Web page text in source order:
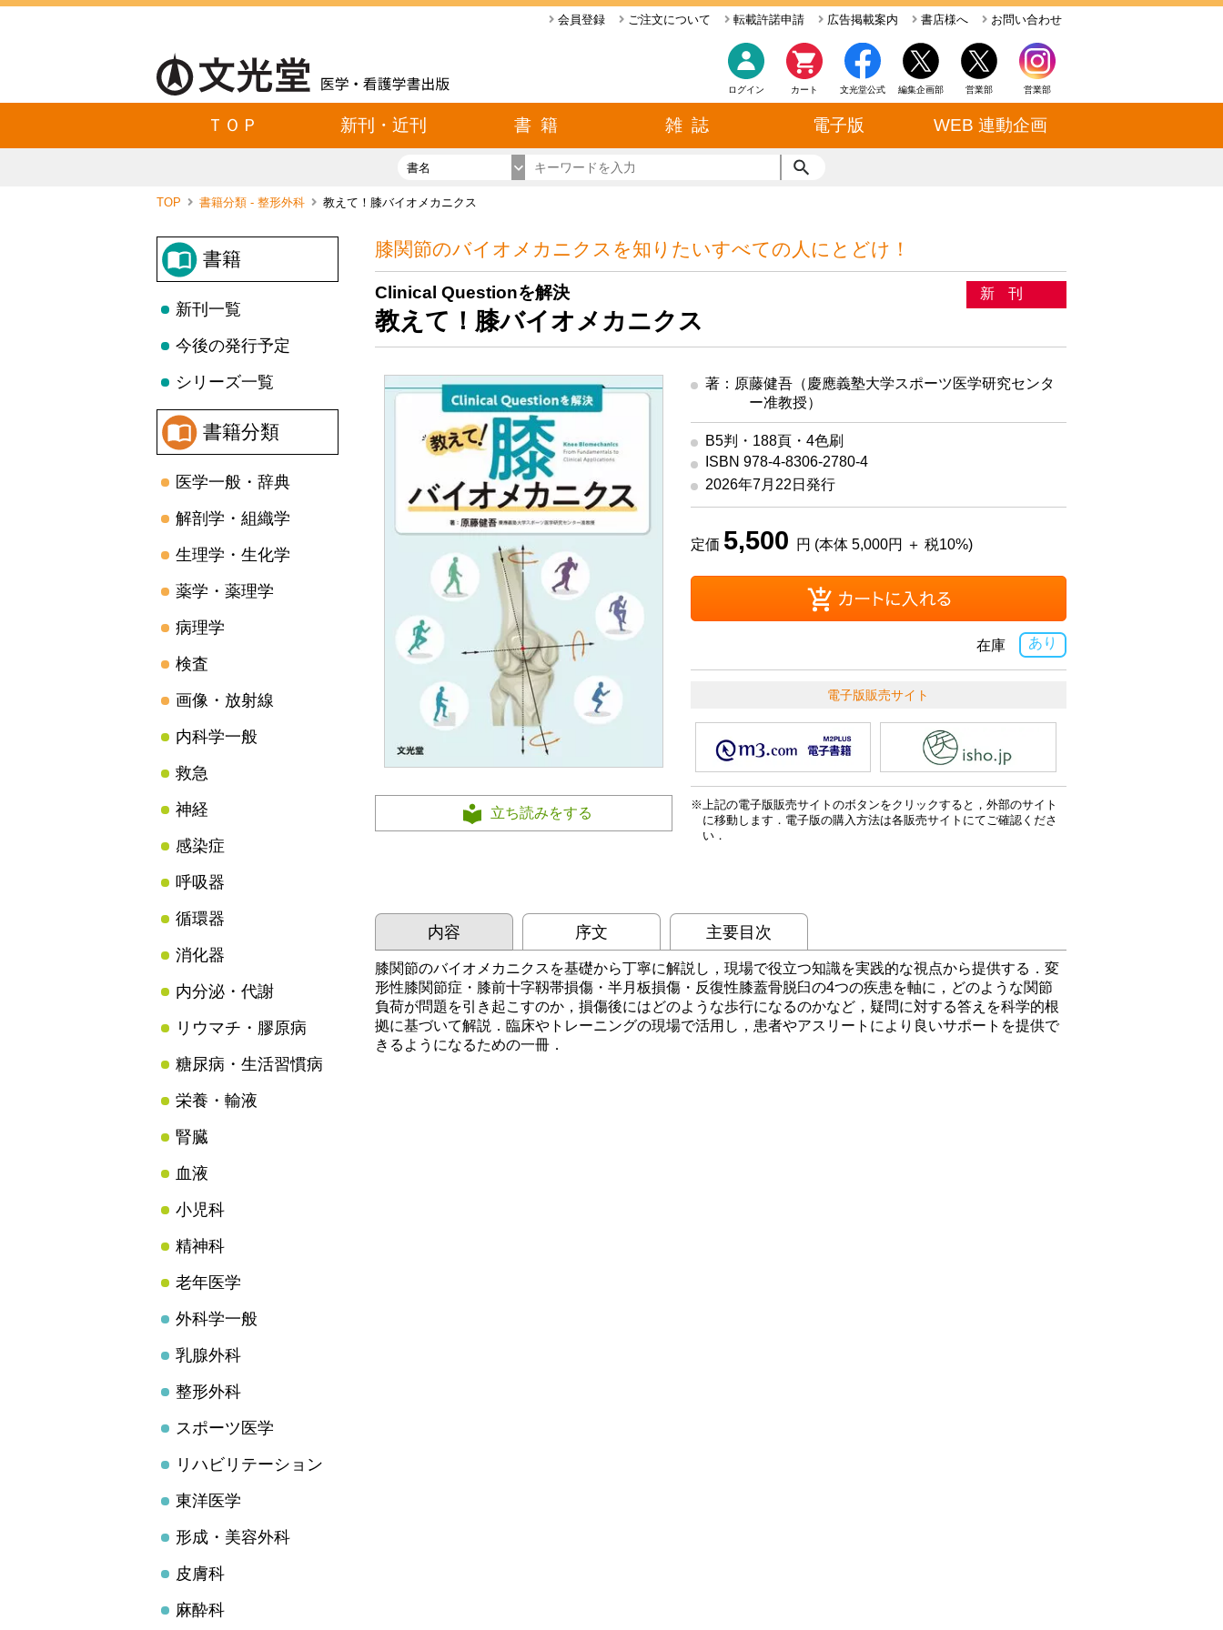
お問い合わせ
書店様へ
広告掲載案内
転載許諾申請
ご注文について
会員登録
営業部
営業部
編集企画部
文光堂公式
カート
ログイン
ＴＯＰ 新刊・近刊 書 籍 雑 誌 電子版 WEB 連動企画
書名
TOP 書籍分類 - 整形外科 教えて！膝バイオメカニクス
書籍
新刊一覧
今後の発行予定
シリーズ一覧
書籍分類
医学一般・辞典
解剖学・組織学
生理学・生化学
薬学・薬理学
病理学
検査
画像・放射線
内科学一般
救急
神経
感染症
呼吸器
循環器
消化器
内分泌・代謝
リウマチ・膠原病
糖尿病・生活習慣病
栄養・輸液
腎臓
血液
小児科
精神科
老年医学
外科学一般
乳腺外科
整形外科
スポーツ医学
リハビリテーション
東洋医学
形成・美容外科
皮膚科
麻酔科
膝関節のバイオメカニクスを知りたいすべての人にとどけ！
新刊
Clinical Questionを解決
教えて！膝バイオメカニクス
立ち読みをする
著：原藤健吾（慶應義塾大学スポーツ医学研究センタ
ー准教授）
B5判・188頁・4色刷
ISBN 978-4-8306-2780-4
2026年7月22日発行
定価 5,500 円 (本体 5,000円 ＋ 税10%)
あり
在庫
電子版販売サイト
上記の電子版販売サイトのボタンをクリックすると，外部のサイト
に移動します．電子版の購入方法は各販売サイトにてご確認くださ
い．
内容 序文 主要目次
膝関節のバイオメカニクスを基礎から丁寧に解説し，現場で役立つ知識を実践的な視点から提供する．変
形性膝関節症・膝前十字靱帯損傷・半月板損傷・反復性膝蓋骨脱臼の4つの疾患を軸に，どのような関節
負荷が問題を引き起こすのか，損傷後にはどのような歩行になるのかなど，疑問に対する答えを科学的根
拠に基づいて解説．臨床やトレーニングの現場で活用し，患者やアスリートにより良いサポートを提供で
きるようになるための一冊．